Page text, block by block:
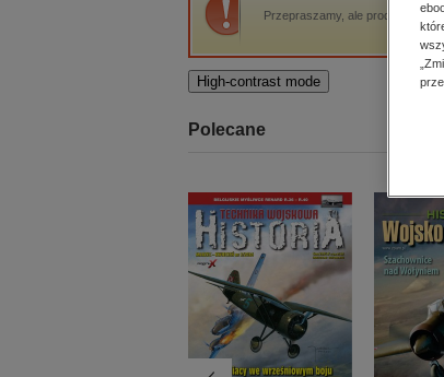
biznesowe, branżowe,
darmowe wydania
edukacja
kobiece, lifestyle, kultura
Przepraszamy, ale produkt
High-contrast mode
Polecane